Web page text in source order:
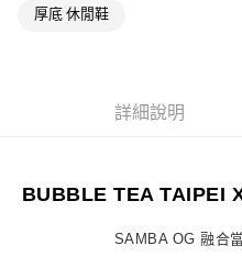
厚底 休閒鞋
詳細說明
BUBBLE TEA TAIPEI
SAMBA OG 融合